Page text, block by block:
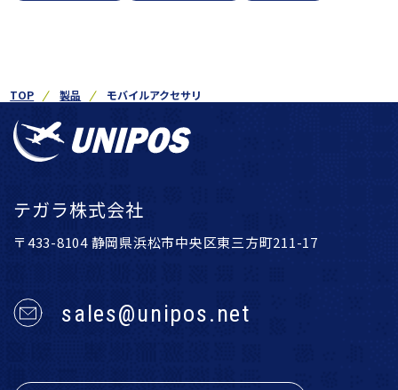
TOP 製品 モバイルアクセサリ
テガラ株式会社
〒433-8104 静岡県浜松市中央区東三方町211-17
sales@unipos.net